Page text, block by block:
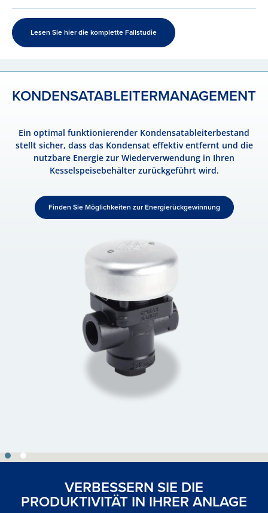
Lesen Sie hier die komplette Fallstudie
KONDENSAT­ABLEITER­MANAGEMENT
Ein optimal funktionierender Kondensatableiterbestand
stellt sicher, dass das Kondensat effektiv entfernt und die
nutzbare Energie zur Wiederverwendung in Ihren
Kesselspeisebehälter zurückgeführt wird.
Finden Sie Möglichkeiten zur Energierückgewinnung
VERBESSERN SIE DIE
PRODUKTIVITÄT IN IHRER ANLAGE